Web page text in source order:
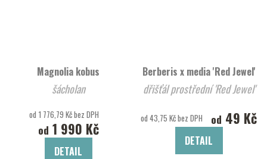
Magnolia kobus
šácholan
od 1 776,79 Kč bez DPH
od 1 990 Kč
DETAIL
Berberis x media 'Red Jewel'
dřišťál prostřední 'Red Jewel'
od 43,75 Kč bez DPH od 49 Kč
DETAIL